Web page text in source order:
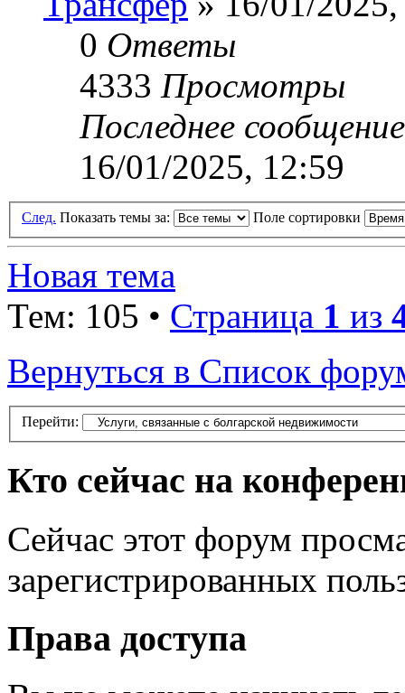
0 Ответы
4333 Просмотры
Последнее
16/01/2025, 12:59
След. Показать темы за: Поле сортировки
Новая тема
Тем: 105 • Страница 1 из
Вернуться в Список
Перейти:
Кто сейчас на
Сейчас этот форум
зарегистрированных
Права доступа